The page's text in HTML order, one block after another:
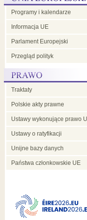
Programy i kalendarze
Informacja UE
Parlament Europejski
Przegląd polityk
Traktaty
Polskie akty prawne
Ustawy wykonujące prawo
Ustawy o ratyfikacji
Unijne bazy danych
Państwa członkowskie UE